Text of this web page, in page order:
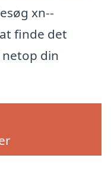
xn--
finde det
din